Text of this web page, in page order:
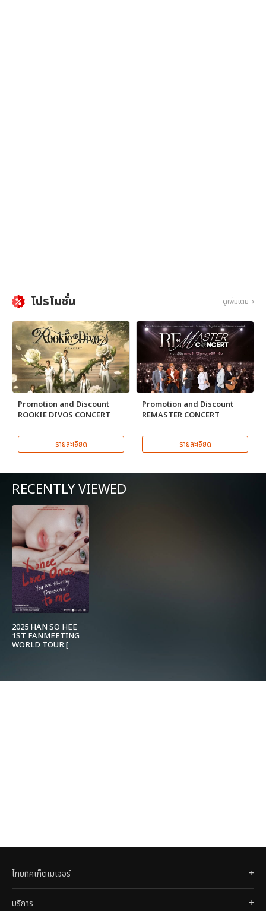
โปรโมชั่น ดูเพิ่มเติม
Promotion and Discount
ROOKIE DIVOS CONCERT
รายละเอียด
Promotion and Discount
REMASTER CONCERT
รายละเอียด
RECENTLY VIEWED
2025 HAN SO HEE
1ST FANMEETING
WORLD TOUR [
ไทยทิคเก็ตเมเจอร์
บริการ